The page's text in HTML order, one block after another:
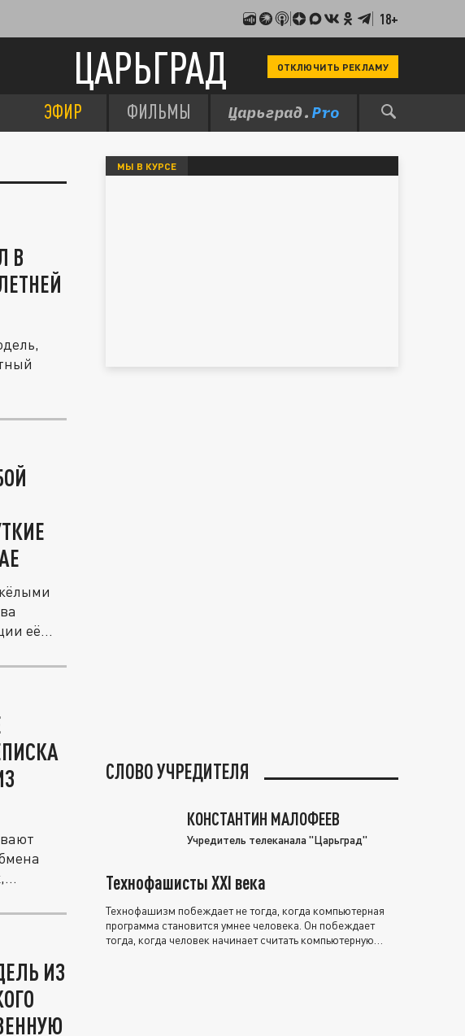
18+
ЦАРЬГРАД ОТКЛЮЧИТЬ РЕКЛАМУ
ЭФИР ФИЛЬМЫ
В
её...
ИЗ
МЫ В КУРСЕ
СЛОВО УЧРЕДИТЕЛЯ
КОНСТАНТИН МАЛОФЕЕВ
Учредитель телеканала "Царьград"
Технофашисты XXI века
Технофашизм побеждает не тогда, когда компьютерная
программа становится умнее человека. Он побеждает
тогда, когда человек начинает считать компьютерную